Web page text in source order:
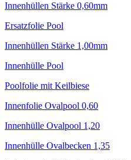
Innenhüllen Stärke 0,60mm
Ersatzfolie Pool
Innenhüllen Stärke 1,00mm
Innenhülle Pool
Poolfolie mit Keilbiese
Innenfolie Ovalpool 0,60
Innenhülle Ovalpool 1,20
Innenhülle Ovalbecken 1,35